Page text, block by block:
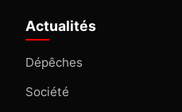
Actualités
Dépêches
Société